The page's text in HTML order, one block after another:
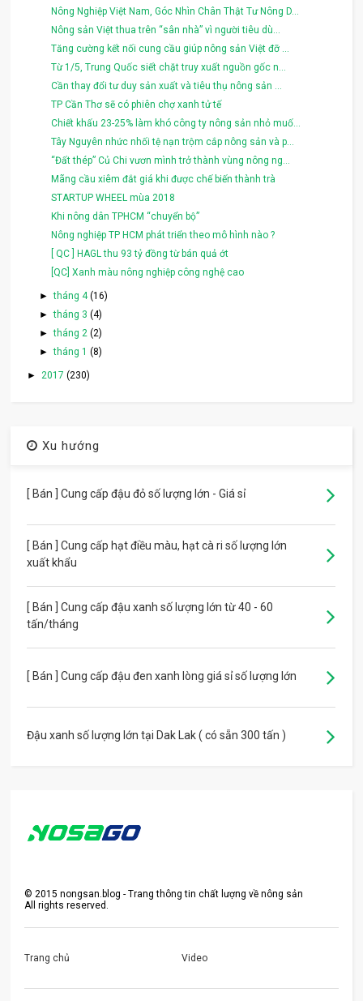
Nông Nghiệp Việt Nam, Góc Nhìn Chân Thật Tư Nông D...
Nông sản Việt thua trên “sân nhà” vì người tiêu dù...
Tăng cường kết nối cung cầu giúp nông sản Việt đỡ ...
Từ 1/5, Trung Quốc siết chặt truy xuất nguồn gốc n...
Cần thay đổi tư duy sản xuất và tiêu thụ nông sản ...
TP Cần Thơ sẽ có phiên chợ xanh tử tế
Chiết khấu 23-25% làm khó công ty nông sản nhỏ muố...
Tây Nguyên nhức nhối tệ nạn trộm cắp nông sản và p...
“Đất thép” Củ Chi vươn mình trở thành vùng nông ng...
Mãng cầu xiêm đắt giá khi được chế biến thành trà
STARTUP WHEEL mùa 2018
Khi nông dân TPHCM “chuyển bộ”
Nông nghiệp TP HCM phát triển theo mô hình nào ?
[ QC ] HAGL thu 93 tỷ đồng từ bán quả ớt
[QC] Xanh màu nông nghiệp công nghệ cao
►tháng 4(16)
►tháng 3 (4)
►tháng 2 (2)
►tháng 1 (8)
►2017(230)
Xu hướng
[ Bán ] Cung cấp đậu đỏ số lượng lớn - Giá sỉ
[ Bán ] Cung cấp hạt điều màu, hạt cà ri số lượng lớn
xuất khẩu
[ Bán ] Cung cấp đậu xanh số lượng lớn từ 40 - 60
tấn/tháng
[ Bán ] Cung cấp đậu đen xanh lòng giá sỉ số lượng lớn
Đậu xanh số lượng lớn tại Dak Lak ( có sẵn 300 tấn )
©2015 nongsan.blog - Trang thông tin chất lượng về nông sản
All rights reserved.
Trang chủ Video